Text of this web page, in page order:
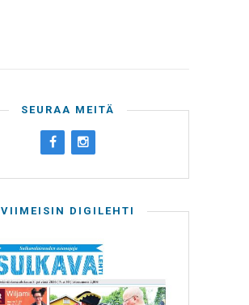
SEURAA MEITÄ
VIIMEISIN DIGILEHTI